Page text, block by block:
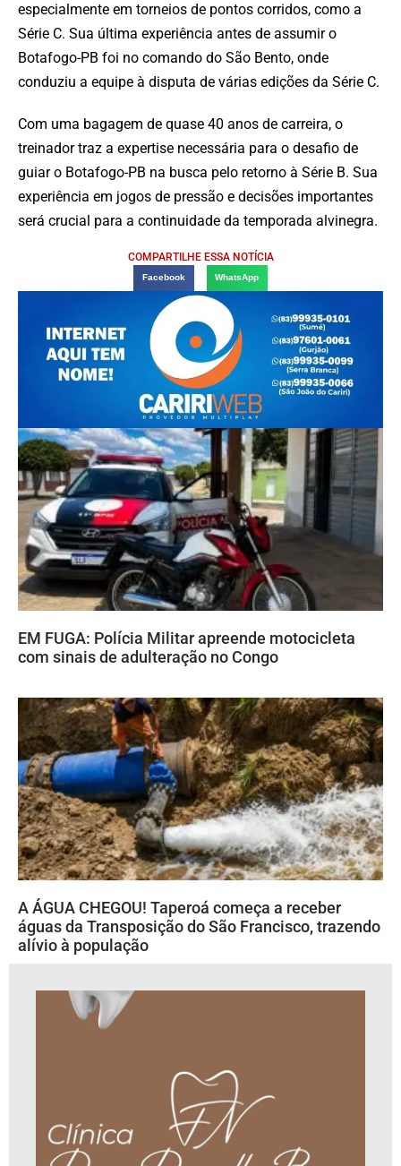
especialmente em torneios de pontos corridos, como a
Série C. Sua última experiência antes de assumir o
Botafogo-PB foi no comando do São Bento, onde
conduziu a equipe à disputa de várias edições da Série C.
Com uma bagagem de quase 40 anos de carreira, o
treinador traz a expertise necessária para o desafio de
guiar o Botafogo-PB na busca pelo retorno à Série B. Sua
experiência em jogos de pressão e decisões importantes
será crucial para a continuidade da temporada alvinegra.
COMPARTILHE ESSA NOTÍCIA
Facebook WhatsApp
EM FUGA: Polícia Militar apreende motocicleta
com sinais de adulteração no Congo
A ÁGUA CHEGOU! Taperoá começa a receber
águas da Transposição do São Francisco, trazendo
alívio à população